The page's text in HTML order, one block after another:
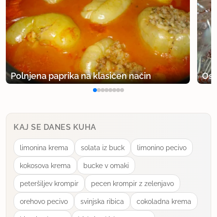
Polnjena paprika na klasičen način
KAJ SE DANES KUHA
limonina krema solata iz buck limonino pecivo
kokosova krema bucke v omaki
peteršiljev krompir pecen krompir z zelenjavo
orehovo pecivo svinjska ribica cokoladna krema